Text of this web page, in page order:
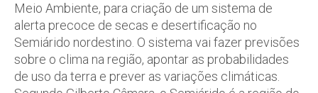
Meio Ambiente, para criação de um sistema de
alerta precoce de secas e desertificação no
Semiárido nordestino. O sistema vai fazer previsões
sobre o clima na região, apontar as probabilidades
de uso da terra e prever as variações climáticas.